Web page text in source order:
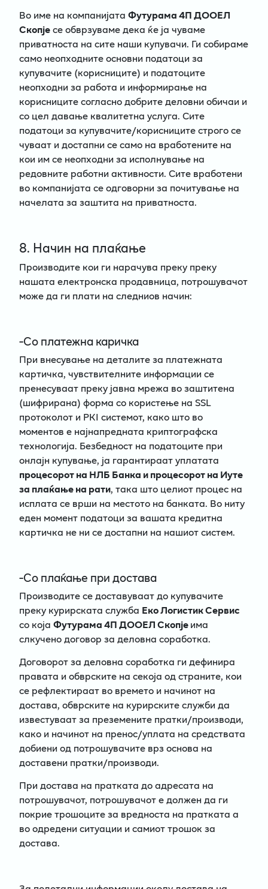
Во име на компанијата Футурама 4П ДООЕЛ
Скопјесе обврзуваме дека ќе ја чуваме
приватноста на сите наши купувачи. Ги собираме
само неопходните основни податоци за
купувачите (корисниците) и податоците
неопходни за работа и информирање на
корисниците согласно добрите деловни обичаи и
со цел давање квалитетна услуга. Сите
податоци за купувачите/корисниците строго се
чуваат и достапни се само на вработените на
кои им се неопходни за исполнување на
редовните работни активности. Сите вработени
во компанијата се одговорни за почитување на
начелата за заштита на приватноста.
8. Начин на плаќање
Производите кои ги нарачува преку преку
нашата електронска продавница, потрошувачот
може да ги плати на следниов начин:
-Со платежна каричка
При внесување на деталите за платежната
картичка, чувствителните информации се
пренесуваат преку јавна мрежа во заштитена
(шифрирана) форма со користење на SSL
протоколот и PKI системот, како што во
моментов е најнапредната криптографска
технологија. Безбедност на податоците при
онлајн купување, ја гарантираат уплатата
процесорот на НЛБ Банка и процесорот на Иуте
за плаќање на рати, така што целиот процес на
исплата се врши на местото на банката. Во ниту
еден момент податоци за вашата кредитна
картичка не ни се достапни на нашиот систем.
-Со плаќање при достава
Производите се доставуваат до купувачите
преку курирската служба Еко Логистик Сервис
со која Футурама 4П ДООЕЛ Скопјеима
слкучено договор за деловна соработка.
Договорот за деловна соработка ги дефинира
правата и обврските на секоја од страните, кои
се рефлектираат во времето и начинот на
достава, обврските на курирските служби да
известуваат за преземените пратки/производи,
како и начинот на пренос/уплата на средствата
добиени од потрошувачите врз основа на
доставени пратки/производи.
При достава на пратката до адресата на
потрошувачот, потрошувачот е должен да ги
покрие трошоците за вредноста на пратката а
во одредени ситуации и самиот трошок за
достава.